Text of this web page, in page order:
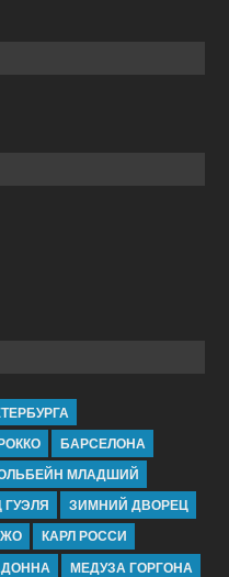
БАРСЕЛОНА
МЛАДШИЙ
ГУЭЛЯ
ЗИМНИЙ ДВОРЕЦ
КАРЛ РОССИ
МЕДУЗА ГОРГОНА